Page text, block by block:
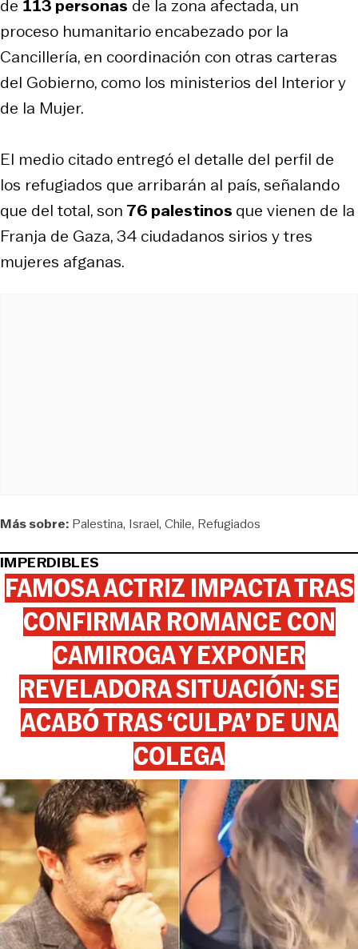
de 113 personas de la zona afectada, un
proceso humanitario encabezado por la
Cancillería, en coordinación con otras carteras
del Gobierno, como los ministerios del Interior y
de la Mujer.
El medio citado entregó el detalle del perfil de
los refugiados que arribarán al país, señalando
que del total, son 76 palestinos que vienen de la
Franja de Gaza, 34 ciudadanos sirios y tres
mujeres afganas.
Más sobre: Palestina Israel Chile Refugiados
IMPERDIBLES
FAMOSA ACTRIZ IMPACTA TRAS
CONFIRMAR ROMANCE CON
CAMIROGA Y EXPONER
REVELADORA SITUACIÓN: SE
ACABÓ TRAS ‘CULPA’ DE UNA
COLEGA